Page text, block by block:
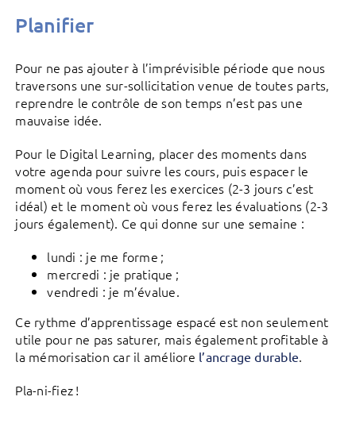
Planifier
Pour ne pas ajouter à l’imprévisible période que nous
traversons une sur-sollicitation venue de toutes parts,
reprendre le contrôle de son temps n’est pas une
mauvaise idée.
Pour le Digital Learning, placer des moments dans
votre agenda pour suivre les cours, puis espacer le
moment où vous ferez les exercices (2-3 jours c’est
idéal) et le moment où vous ferez les évaluations (2-3
jours également). Ce qui donne sur une semaine :
lundi : je me forme ;
mercredi : je pratique ;
vendredi : je m’évalue.
Ce rythme d’apprentissage espacé est non seulement
utile pour ne pas saturer, mais également profitable à
la mémorisation car il améliore l’ancrage durable.
Pla-ni-fiez !